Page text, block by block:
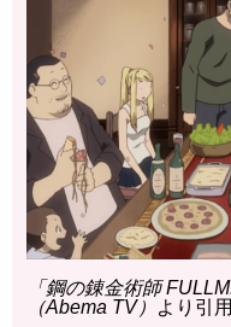
「鋼の錬金術師
（Abema TV）
より引用